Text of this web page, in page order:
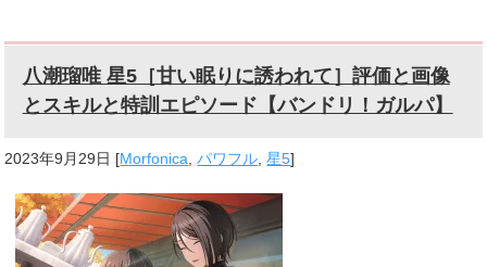
八潮瑠唯 星5［甘い眠りに誘われて］評価と画像
とスキルと特訓エピソード【バンドリ！ガルパ】
2023年9月29日 [Morfonica ,パワフル ,星5]